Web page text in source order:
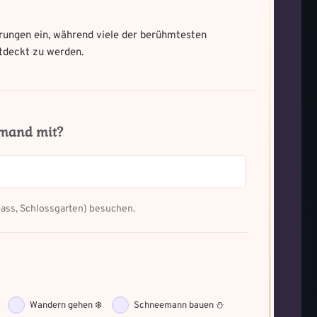
ein, während viele der berühmtesten
zu werden.
mit?
Schlossgarten) besuchen.
Wandern gehen ❄️ Schneemann bauen ⛄